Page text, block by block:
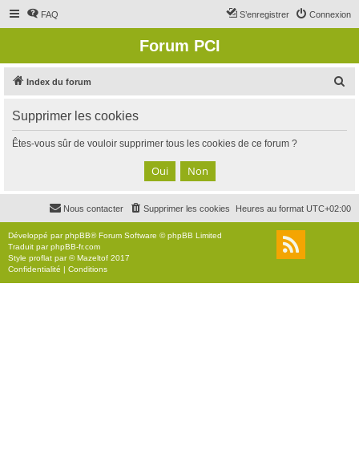
FAQ Connexion
S’enregistrer
Forum PCI
Index du forum
c
Supprimer les cookies
Êtes-vous sûr de vouloir supprimer tous les cookies de ce forum ?
Heures au format UTC+02:00
Supprimer les cookies
Nous contacter
Développé parphpBB® Forum Software © phpBB Limited
Traduit parphpBB-fr.com
Style proflat par ©Mazeltof 2017
Confidentialité | Conditions